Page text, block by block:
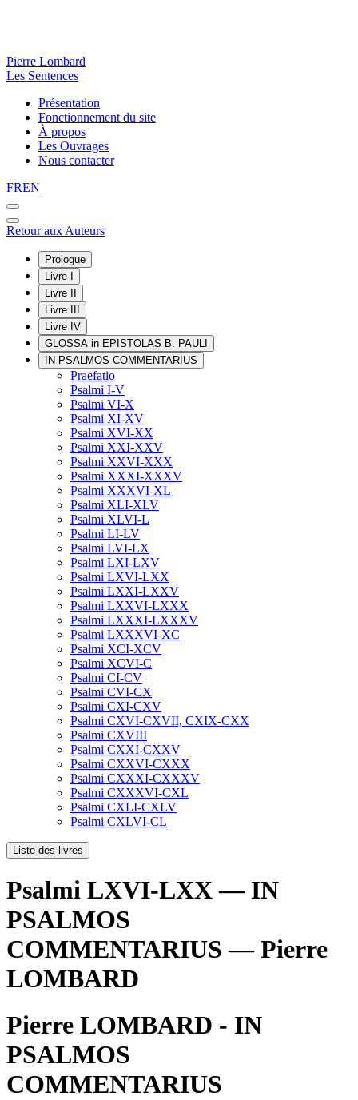
Pierre Lombard
Les Sentences
Présentation
Fonctionnement du site
À propos
Les Ouvrages
Nous contacter
FREN
Retour aux Auteurs
Prologue
Livre I
Livre II
Livre III
Livre IV
GLOSSA in EPISTOLAS B. PAULI
IN PSALMOS COMMENTARIUS
Praefatio
Psalmi I-V
Psalmi VI-X
Psalmi XI-XV
Psalmi XVI-XX
Psalmi XXI-XXV
Psalmi XXVI-XXX
Psalmi XXXI-XXXV
Psalmi XXXVI-XL
Psalmi XLI-XLV
Psalmi XLVI-L
Psalmi LI-LV
Psalmi LVI-LX
Psalmi LXI-LXV
Psalmi LXVI-LXX
Psalmi LXXI-LXXV
Psalmi LXXVI-LXXX
Psalmi LXXXI-LXXXV
Psalmi LXXXVI-XC
Psalmi XCI-XCV
Psalmi XCVI-C
Psalmi CI-CV
Psalmi CVI-CX
Psalmi CXI-CXV
Psalmi CXVI-CXVII, CXIX-CXX
Psalmi CXVIII
Psalmi CXXI-CXXV
Psalmi CXXVI-CXXX
Psalmi CXXXI-CXXXV
Psalmi CXXXVI-CXL
Psalmi CXLI-CXLV
Psalmi CXLVI-CL
Liste des livres
Psalmi LXVI-LXX — IN
PSALMOS
COMMENTARIUS — Pierre
LOMBARD
Pierre LOMBARD - IN
PSALMOS
COMMENTARIUS